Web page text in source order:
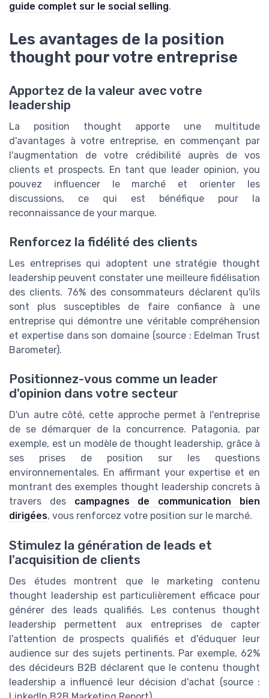
guide complet sur le social selling.
Les avantages de la position
thought pour votre entreprise
Apportez de la valeur avec votre
leadership
La position thought apporte une multitude
d'avantages à votre entreprise, en commençant par
l'augmentation de votre crédibilité auprès de vos
clients et prospects. En tant que leader opinion, you
pouvez influencer le marché et orienter les
discussions, ce qui est bénéfique pour la
reconnaissance de your marque.
Renforcez la fidélité des clients
Les entreprises qui adoptent une stratégie thought
leadership peuvent constater une meilleure fidélisation
des clients. 76% des consommateurs déclarent qu'ils
sont plus susceptibles de faire confiance à une
entreprise qui démontre une véritable compréhension
et expertise dans son domaine (source : Edelman Trust
Barometer).
Positionnez-vous comme un leader
d'opinion dans votre secteur
D'un autre côté, cette approche permet à l'entreprise
de se démarquer de la concurrence. Patagonia, par
exemple, est un modèle de thought leadership, grâce à
ses prises de position sur les questions
environnementales. En affirmant your expertise et en
montrant des exemples thought leadership concrets à
travers des campagnes de communication bien
dirigées, vous renforcez votre position sur le marché.
Stimulez la génération de leads et
l'acquisition de clients
Des études montrent que le marketing contenu
thought leadership est particulièrement efficace pour
générer des leads qualifiés. Les contenus thought
leadership permettent aux entreprises de capter
l'attention de prospects qualifiés et d'éduquer leur
audience sur des sujets pertinents. Par exemple, 62%
des décideurs B2B déclarent que le contenu thought
leadership a influencé leur décision d'achat (source :